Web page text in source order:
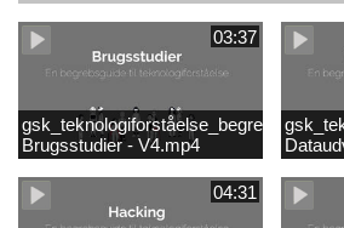
03:37
Brugsstudier - V4.mp4
04:31